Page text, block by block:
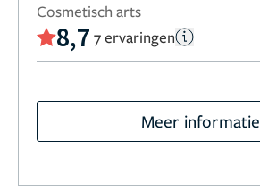
Cosmetisch arts
8,7 7 ervaringen
Meer informatie